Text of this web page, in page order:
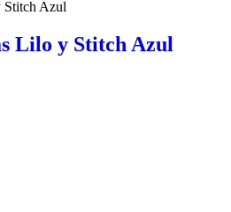
Lilo y Stitch Azul